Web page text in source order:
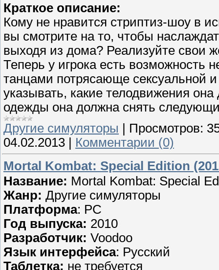
Краткое описание:
Кому не нравится стриптиз-шоу в
вы смотрите на то, чтобы
выходя из дома? Реализуйте свои
Теперь у игрока есть возможность
танцами потрясающе сексуальной
указывать, какие телодвижения
одежды она должна снять
Другие симуляторы
Просмотров:
04.02.2013
Комментарии (0)
Mortal Kombat: Special Edition
Название: Mortal Kombat: Special
Жанр: Другие симуляторы
Платформа: PC
Год выпуска: 2010
Разработчик: Voodoo
Язык интерфейса: Русский
Таблетка: не требуется